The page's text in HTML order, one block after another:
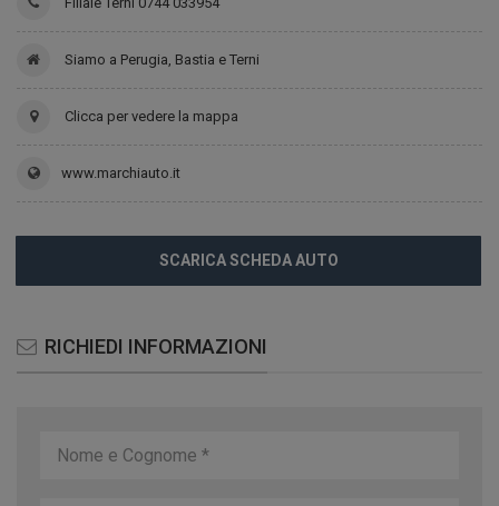
Siamo a Perugia, Bastia e Terni
Clicca per vedere la mappa
www.marchiauto.it
SCARICA SCHEDA AUTO
RICHIEDI INFORMAZIONI